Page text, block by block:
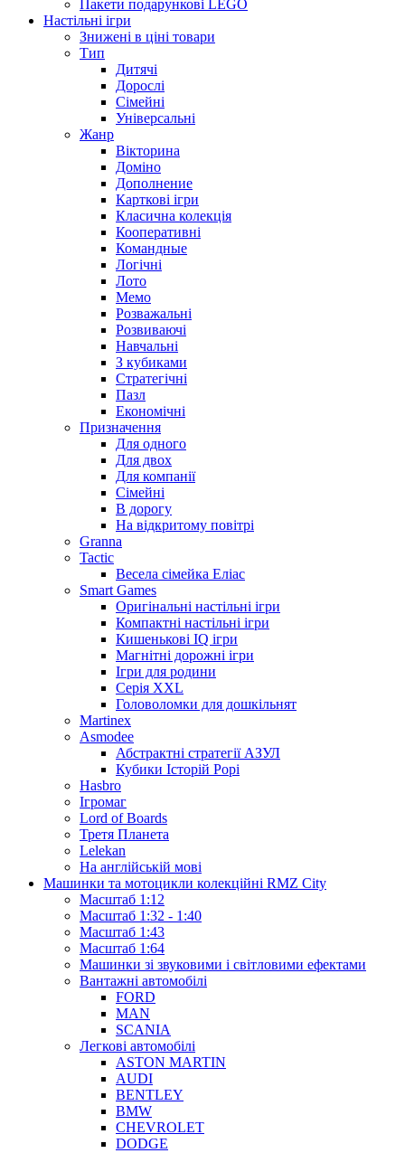
Пакети подарункові LEGO
Настільні ігри
Знижені в ціні товари
Тип
Дитячі
Дорослі
Сімейні
Універсальні
Жанр
Вікторина
Доміно
Дополнение
Карткові ігри
Класична колекція
Кооперативні
Командные
Логічні
Лото
Мемо
Розважальні
Розвиваючі
Навчальні
З кубиками
Стратегічні
Пазл
Економічні
Призначення
Для одного
Для двох
Для компанії
Сімейні
В дорогу
На відкритому повітрі
Granna
Tactic
Весела сімейка Еліас
Smart Games
Оригінальні настільні ігри
Компактні настільні ігри
Кишенькові IQ ігри
Магнітні дорожні ігри
Ігри для родини
Серія XXL
Головоломки для дошкільнят
Martinex
Asmodee
Абстрактні стратегії АЗУЛ
Кубики Історій Рорі
Hasbro
Ігромаг
Lord of Boards
Третя Планета
Lelekan
На англійській мові
Машинки та мотоцикли колекційні RMZ City
Масштаб 1:12
Масштаб 1:32 - 1:40
Масштаб 1:43
Масштаб 1:64
Машинки зі звуковими і світловими ефектами
Вантажні автомобілі
FORD
MAN
SCANIA
Легкові автомобілі
ASTON MARTIN
AUDI
BENTLEY
BMW
CHEVROLET
DODGE